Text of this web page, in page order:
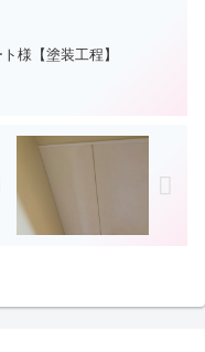
様【塗装工程】